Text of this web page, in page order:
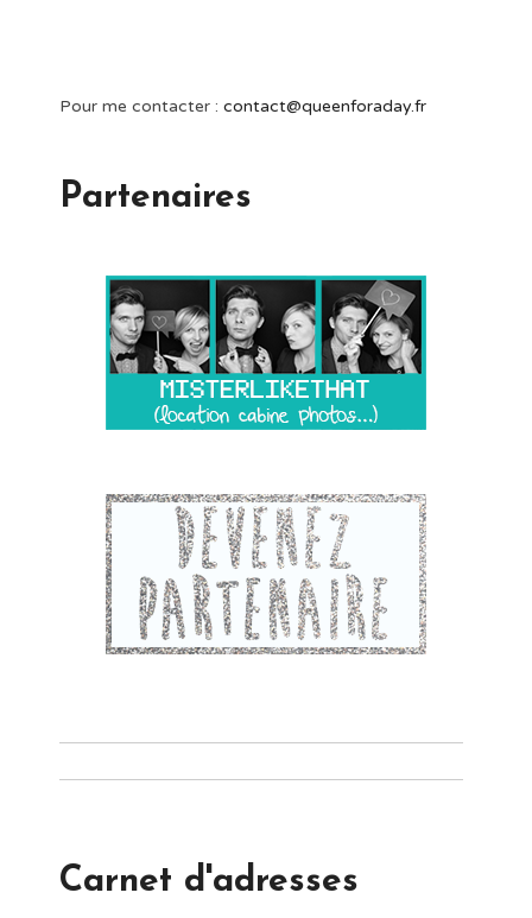
Pour me contacter : contact@queenforaday.fr
Partenaires
Carnet d'adresses